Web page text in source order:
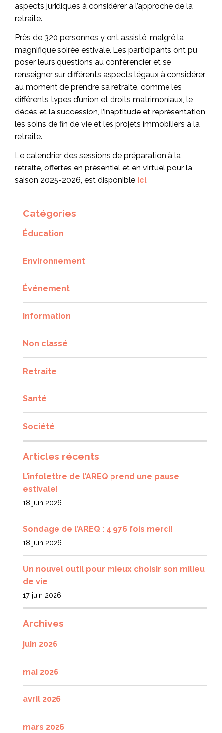
aspects juridiques à considérer à l’approche de la
retraite.
Près de 320 personnes y ont assisté, malgré la
magnifique soirée estivale. Les participants ont pu
poser leurs questions au conférencier et se
renseigner sur différents aspects légaux à considérer
au moment de prendre sa retraite, comme les
différents types d’union et droits matrimoniaux, le
décès et la succession, l’inaptitude et représentation,
les soins de fin de vie et les projets immobiliers à la
retraite.
Le calendrier des sessions de préparation à la
retraite, offertes en présentiel et en virtuel pour la
saison 2025-2026, est disponible ici.
Catégories
Éducation
Environnement
Événement
Information
Non classé
Retraite
Santé
Société
Articles récents
L’infolettre de l’AREQ prend une pause
estivale!
18 juin 2026
Sondage de l’AREQ : 4 976 fois merci!
18 juin 2026
Un nouvel outil pour mieux choisir son milieu
de vie
17 juin 2026
Archives
juin 2026
mai 2026
avril 2026
mars 2026